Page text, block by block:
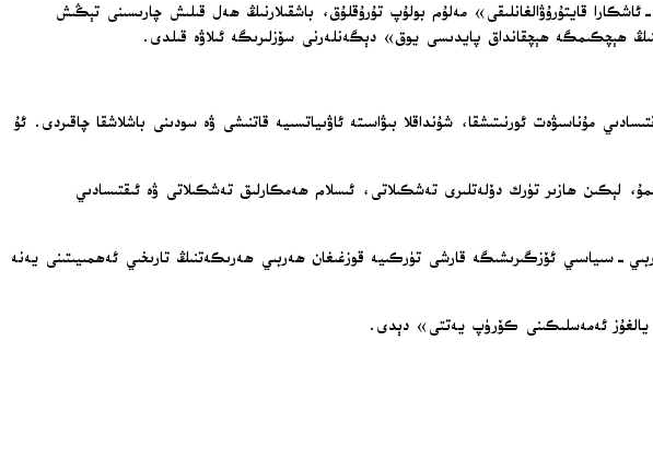
قوللىشىنى ئوچۇق-ئاشكارا قايتۇرۇۋالغانلىقى» مەلۇم بولۇپ تۇرۇقلۇق، باشقىلارنىڭ ھەل قىلىش چارىسىنى تېڭىش
ھېچكىمگە ھېچقانداق پايدىسى يوق» دېگەنلەرنى سۆزلىرىگە ئىلاۋە قىلدى.
مۇناسىۋەت ئورنىتىشقا، شۇنداقلا بىۋاسىتە ئاۋىياتسىيە قاتنىشى ۋە سودىنى باشلاشقا چاقىردى. ئۇ
لېكىن ھازىر تۈرك دۆلەتلىرى تەشكىلاتى، ئىسلام ھەمكارلىق تەشكىلاتى ۋە ئىقتىسادىي
ھەربىي-سىياسىي ئۆزگىرىشىگە قارشى تۈركىيە قوزغىغان ھەربىي ھەرىكەتنىڭ تارىخىي ئەھمىيىتىنى يەنە
يالغۇز ئەمەسلىكىنى كۆرۈپ يەتتى» دېدى.